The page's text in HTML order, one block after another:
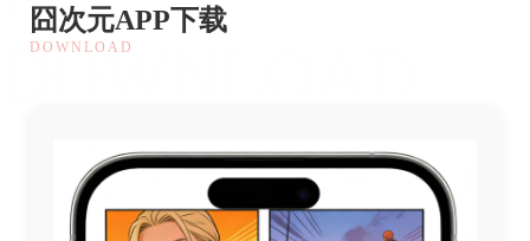
DOWNLOAD
囧次元APP下载
DOWNLOAD